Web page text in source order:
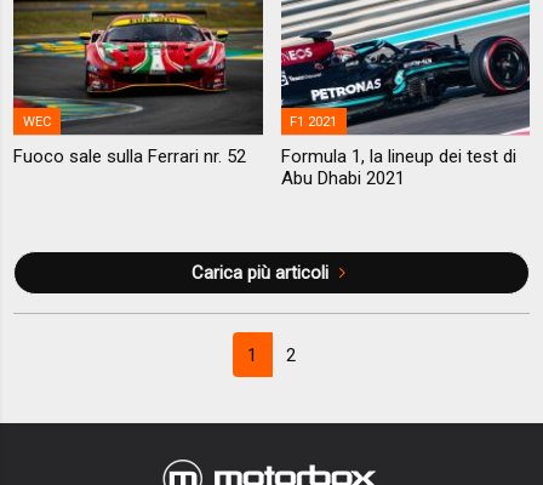
WEC
Fuoco sale sulla Ferrari nr. 52
F1 2021
Formula 1, la lineup dei test di
Abu Dhabi 2021
Carica più articoli
1 2